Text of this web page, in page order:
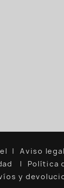
Aviso legal
Política
y